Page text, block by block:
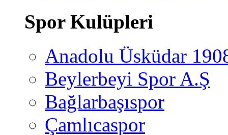
Spor Kulüpleri
Anadolu Üsküdar
Beylerbeyi Spor A.Ş
Bağlarbaşıspor
Çamlıcaspor